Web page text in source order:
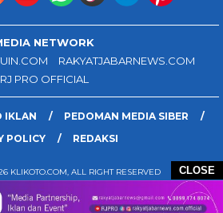
CLOSE
NETWORK
RAKYATJABARNEWS.COM
RJ PRO OFFICIAL
IKLAN
PEDOMAN MEDIA SIBER
POLICY
REDAKSI
KLIKOTO.COM, ALL RIGHT RESERVED